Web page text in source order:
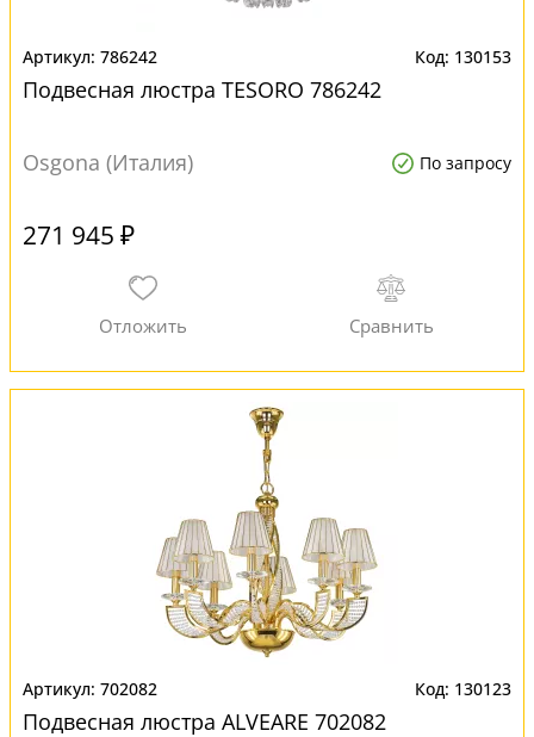
786242 130153
Подвесная люстра TESORO 786242
Osgona (Италия) По запросу
271 945 ₽
702082 130123
Подвесная люстра ALVEARE 702082